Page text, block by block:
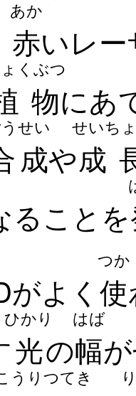
赤
あか
いレ
物
くぶつ
にあ
成
せい
や成
せいち
ることを
がよく使
つか
光
ひかり
の幅
はば
うりつてき